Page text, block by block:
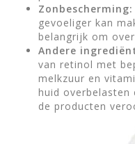
Zonbescherming:
gevoeliger kan
belangrijk om
Andere
van retinol met
melkzuur en
huid
de producten